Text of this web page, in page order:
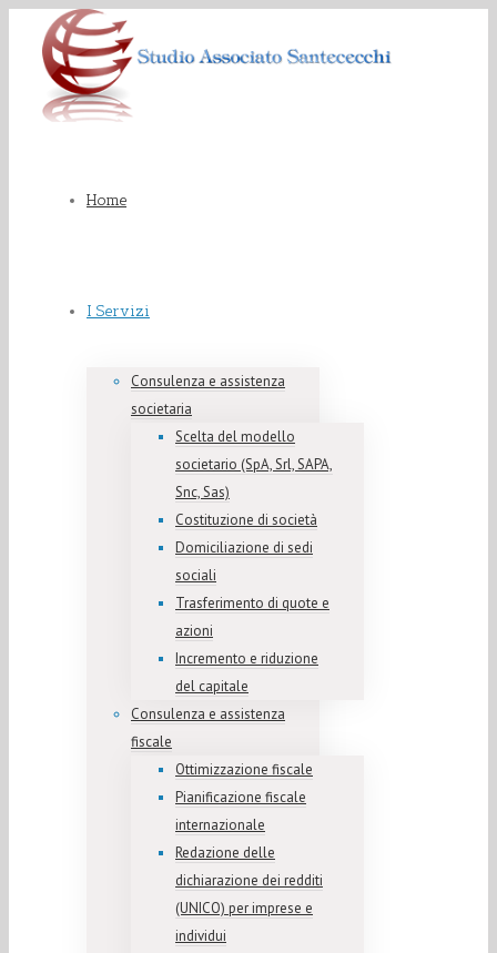
Home
I Servizi
Consulenza e assistenza
societaria
Scelta del modello
societario (SpA, Srl, SAPA,
Snc, Sas)
Costituzione di società
Domiciliazione di sedi
sociali
Trasferimento di quote e
azioni
Incremento e riduzione
del capitale
Consulenza e assistenza
fiscale
Ottimizzazione fiscale
Pianificazione fiscale
internazionale
Redazione delle
dichiarazione dei redditi
(UNICO) per imprese e
individui